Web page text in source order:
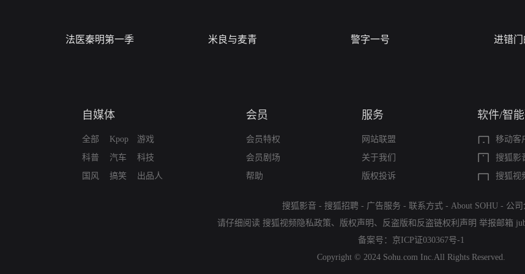
法医秦明第一季 米良与麦青 警字一号 进错门
自媒体
全部
科普
国风
Kpop
汽车
搞笑
游戏
科技
出品人
会员
会员特权
会员剧场
帮助
服务
网站联盟
关于我们
版权投诉
软件/智
移动客
搜狐影
搜狐视
搜狐影音 - 搜狐招聘 - 广告服务 - 联系方式 - About SOHU - 公司
请仔细阅读 搜狐视频隐私政策、 版权声明 、 反盗版和反盗链权利声明 举报邮箱
备案号： 京ICP证030367号-1
Copyright © 2024 Sohu.com Inc.All Rights Reserved.